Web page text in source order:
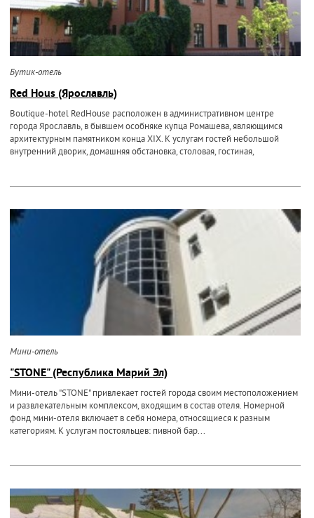
Бутик-отель
Red Hous (Ярославль)
Boutique-hotel RedHouse расположен в административном центре
города Ярославль, в бывшем особняке купца Ромашева, являющимся
архитектурным памятником конца XIX. К услугам гостей небольшой
внутренний дворик, домашняя обстановка, столовая, гостиная,
Мини-отель
"STONE" (Республика Марий Эл)
Мини-отель "STONE" привлекает гостей города своим местоположением
и развлекательным комплексом, входящим в состав отеля. Номерной
фонд мини-отеля включает в себя номера, относящиеся к разным
категориям. К услугам постояльцев: пивной бар...